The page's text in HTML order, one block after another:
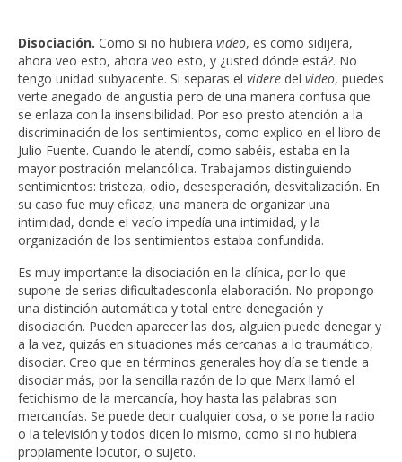
Disociación. Como si no hubiera video, es como sidijera,
ahora veo esto, ahora veo esto, y ¿usted dónde está?. No
tengo unidad subyacente. Si separas el videre del video, puedes
verte anegado de angustia pero de una manera confusa que
se enlaza con la insensibilidad. Por eso presto atención a la
discriminación de los sentimientos, como explico en el libro de
Julio Fuente. Cuando le atendí, como sabéis, estaba en la
mayor postración melancólica. Trabajamos distinguiendo
sentimientos: tristeza, odio, desesperación, desvitalización. En
su caso fue muy eficaz, una manera de organizar una
intimidad, donde el vacío impedía una intimidad, y la
organización de los sentimientos estaba confundida.
Es muy importante la disociación en la clínica, por lo que
supone de serias dificultadesconla elaboración. No propongo
una distinción automática y total entre denegación y
disociación. Pueden aparecer las dos, alguien puede denegar y
a la vez, quizás en situaciones más cercanas a lo traumático,
disociar. Creo que en términos generales hoy día se tiende a
disociar más, por la sencilla razón de lo que Marx llamó el
fetichismo de la mercancía, hoy hasta las palabras son
mercancías. Se puede decir cualquier cosa, o se pone la radio
o la televisión y todos dicen lo mismo, como si no hubiera
propiamente locutor, o sujeto.